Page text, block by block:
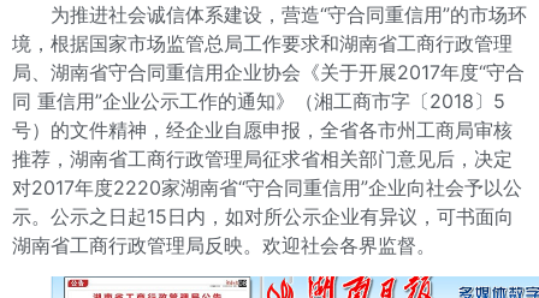
为推进社会诚信体系建设，营造“守合同重信用”的市场环
境，根据国家市场监管总局工作要求和湖南省工商行政管理
局、湖南省守合同重信用企业协会《关于开展2017年度“守合
同 重信用”企业公示工作的通知》（湘工商市字〔2018〕5
号）的文件精神，经企业自愿申报，全省各市州工商局审核
推荐，湖南省工商行政管理局征求省相关部门意见后，决定
对2017年度2220家湖南省“守合同重信用”企业向社会予以公
示。公示之日起15日内，如对所公示企业有异议，可书面向
湖南省工商行政管理局反映。欢迎社会各界监督。